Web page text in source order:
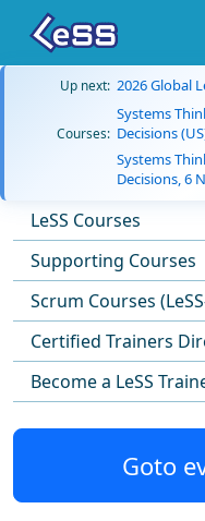
Up next: 2026 Global
Courses:
Systems
Decisions
Systems
Decisions, 6
LeSS Courses
Supporting Courses
Scrum Courses
Certified Trainers
Become a LeSS
Goto